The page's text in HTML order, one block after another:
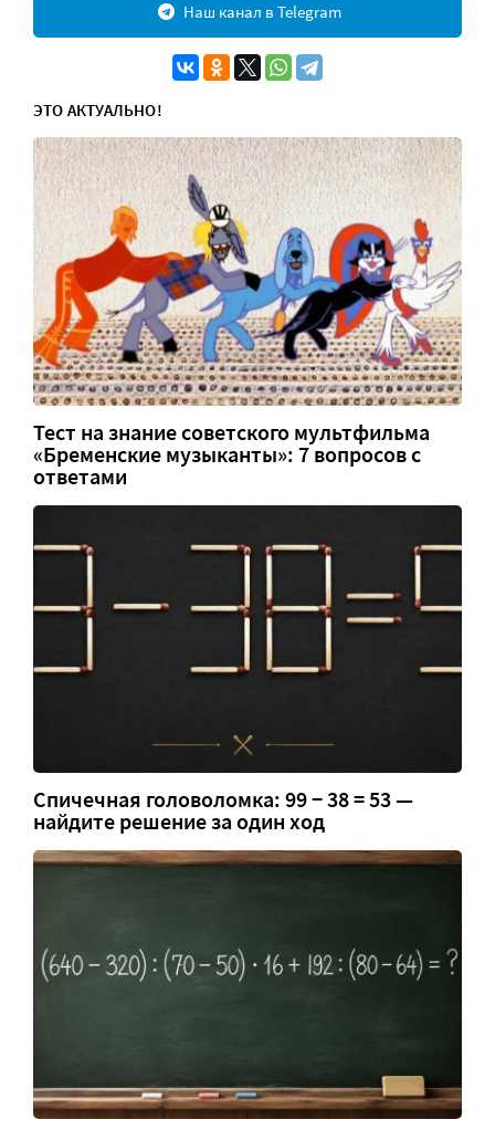
Наш канал в Telegram
ЭТО АКТУАЛЬНО!
Тест на знание советского мультфильма
«Бременские музыканты»: 7 вопросов с
ответами
Спичечная головоломка: 99 − 38 = 53 —
найдите решение за один ход